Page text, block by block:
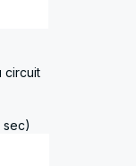
circuit